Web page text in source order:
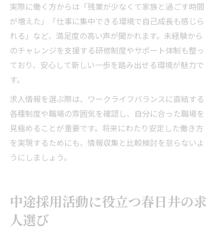
実際に働く方からは「残業が少なくて家族と過ごす時間
が増えた」「仕事に集中できる環境で自己成長も感じら
れる」など、満足度の高い声が聞かれます。未経験から
のチャレンジを支援する研修制度やサポート体制も整っ
ており、安心して新しい一歩を踏み出せる環境が魅力で
す。
求人情報を選ぶ際は、ワークライフバランスに直結する
各種制度や職場の雰囲気を確認し、自分に合った職場を
見極めることが重要です。将来にわたり安定した働き方
を実現するためにも、情報収集と比較検討を怠らないよ
うにしましょう。
中途採用活動に役立つ春日井の求
人選び